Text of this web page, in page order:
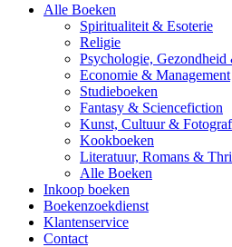
Alle Boeken
Spiritualiteit & Esoterie
Religie
Psychologie,
Economie & Management
Studieboeken
Fantasy & Sciencefiction
Kunst, Cultuur &
Kookboeken
Literatuur, Romans &
Alle Boeken
Inkoop boeken
Boekenzoekdienst
Klantenservice
Contact